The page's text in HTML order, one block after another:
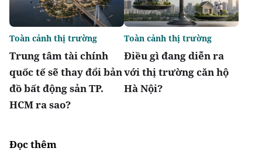
Trung tâm tài chính
quốc tế sẽ thay đổi bản
đồ bất động sản TP.
HCM ra sao?
Toàn cảnh thị trường
Điều gì đang diễn ra
với thị trường căn hộ
Hà Nội?
Toàn cảnh thị trường
Đọc thêm